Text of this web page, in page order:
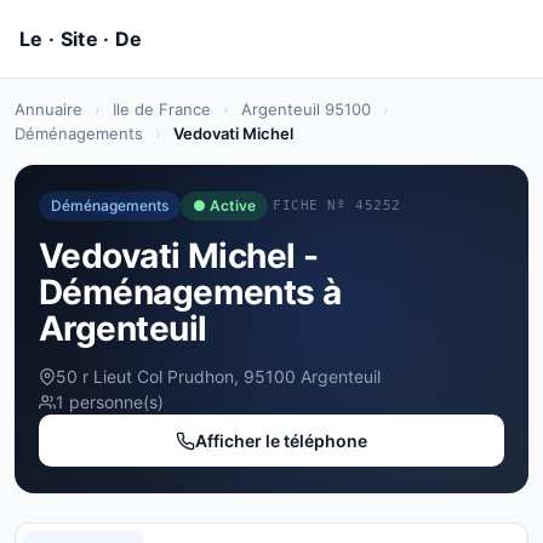
Annuaire › Ile de France › Argenteuil 95100
›
Déménagements
› Vedovati Michel
Déménagements ● Active FICHE Nº 45252
Vedovati Michel -
Déménagements à
Argenteuil
50 r Lieut Col Prudhon, 95100 Argenteuil
1 personne(s)
Afficher le téléphone